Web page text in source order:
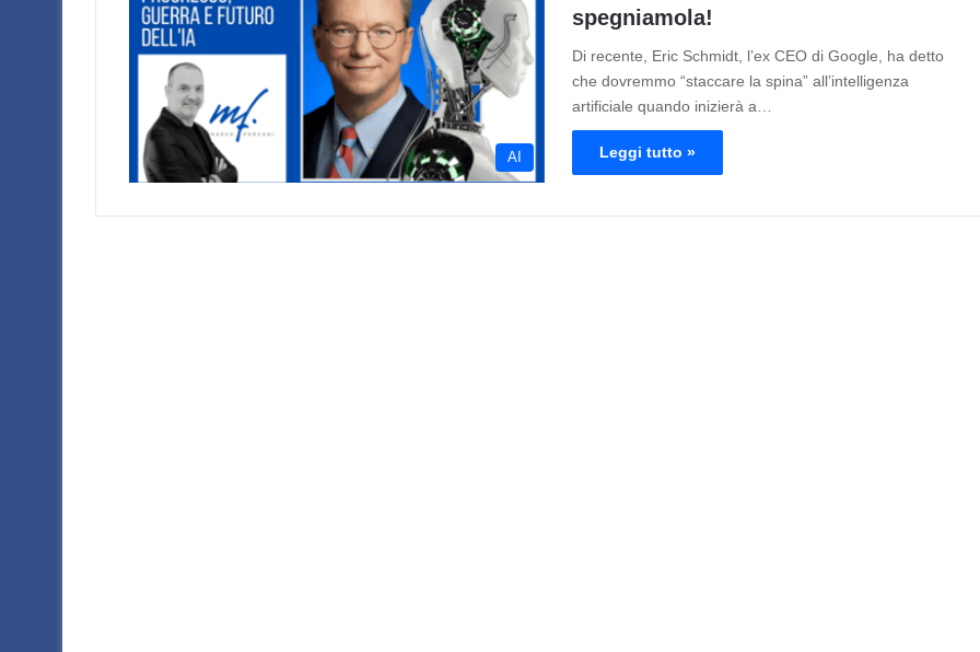
AI
spegniamola!
Di recente, Eric Schmidt, l’ex CEO di Google, ha detto
che dovremmo “staccare la spina” all’intelligenza
artificiale quando inizierà a…
Leggi tutto »